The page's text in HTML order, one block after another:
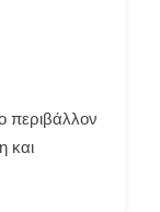
περιβάλλον
και